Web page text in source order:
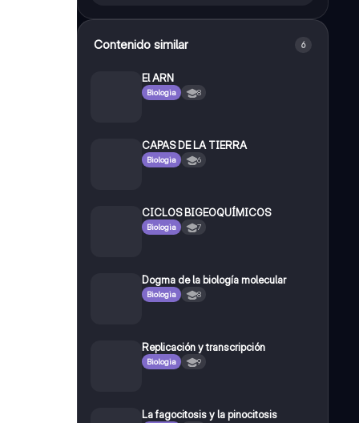
Contenido similar 6
El ARN
Biologia 8
CAPAS DE LA TIERRA
Biologia 6
CICLOS BIGEOQUÍMICOS
Biologia 7
Dogma de la biología molecular
Biologia 8
Replicación y transcripción
Biologia 9
La fagocitosis y la pinocitosis